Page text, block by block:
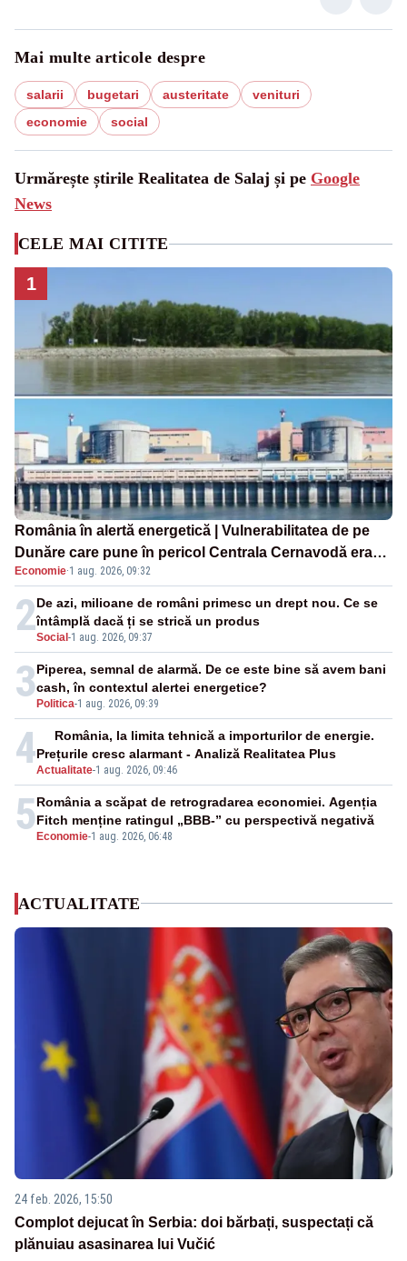
Mai multe articole despre
salarii bugetari austeritate
venituri
economie
social
Urmărește știrile Realitatea de Salaj și pe Google
News
CELE MAI CITITE
1
România în alertă energetică | Vulnerabilitatea de pe
Dunăre care pune în pericol Centrala Cernavodă era
cunoscută de pe vremea lui Ceaușescu
Economie·1 aug. 2026, 09:32
2Social-1 aug. 2026, 09:37
De azi, milioane de români primesc un drept nou. Ce se
întâmplă dacă ți se strică un produs
3Politica-1 aug. 2026, 09:39
Piperea, semnal de alarmă. De ce este bine să avem bani
cash, în contextul alertei energetice?
4Actualitate-1 aug. 2026, 09:46
România, la limita tehnică a importurilor de energie.
Prețurile cresc alarmant - Analiză Realitatea Plus
5Economie-1 aug. 2026, 06:48
România a scăpat de retrogradarea economiei. Agenția
Fitch menține ratingul „BBB-” cu perspectivă negativă
ACTUALITATE
24 feb. 2026, 15:50
Complot dejucat în Serbia: doi bărbați, suspectați că
plănuiau asasinarea lui Vučić